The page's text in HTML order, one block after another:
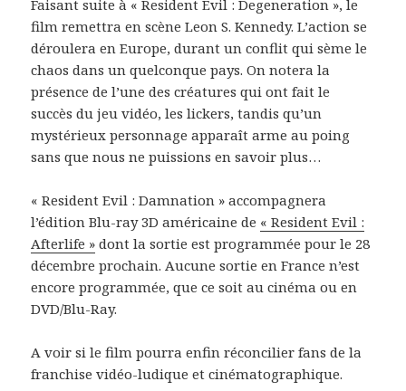
Faisant suite à « Resident Evil : Degeneration », le
film remettra en scène Leon S. Kennedy. L’action se
déroulera en Europe, durant un conflit qui sème le
chaos dans un quelconque pays. On notera la
présence de l’une des créatures qui ont fait le
succès du jeu vidéo, les lickers, tandis qu’un
mystérieux personnage apparaît arme au poing
sans que nous ne puissions en savoir plus…
« Resident Evil : Damnation » accompagnera
l’édition Blu-ray 3D américaine de « Resident Evil :
Afterlife » dont la sortie est programmée pour le 28
décembre prochain. Aucune sortie en France n’est
encore programmée, que ce soit au cinéma ou en
DVD/Blu-Ray.
A voir si le film pourra enfin réconcilier fans de la
franchise vidéo-ludique et cinématographique.